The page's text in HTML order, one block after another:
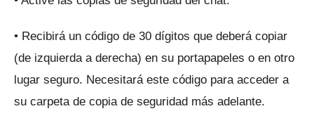
• Recibirá un código de 30 dígitos que deberá copiar
(de izquierda a derecha) en su portapapeles o en otro
lugar seguro. Necesitará este código para acceder a
su carpeta de copia de seguridad más adelante.